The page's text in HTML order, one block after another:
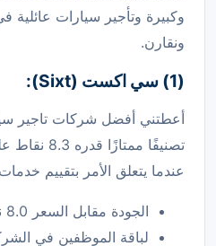
وكبيرة وتأجير سيارات عائلية
ونقارن.
(1) سي اكست (Sixt):
أعطتني أفضل شركات تاجير
عندما يتعلق الأمر بتقييم
الجودة مقابل السعر 8.0 نقطة.
لباقة الموظفين في الشركة 8.0